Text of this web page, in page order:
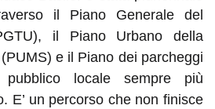
il Piano Generale del
il Piano Urbano della
e il Piano dei parcheggi
locale sempre più
E’ un percorso che non finisce